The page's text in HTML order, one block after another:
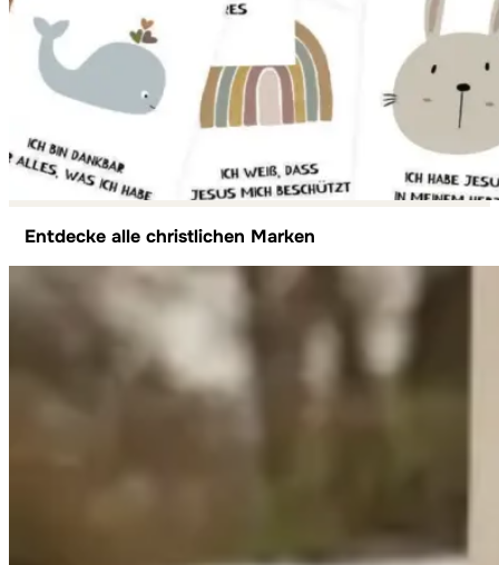
Entdecke alle christlichen Marken